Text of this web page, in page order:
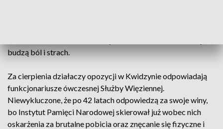
budzą ból i strach.
Za cierpienia działaczy opozycji w Kwidzynie odpowiadają
funkcjonariusze ówczesnej Służby Więziennej.
Niewykluczone, że po 42 latach odpowiedzą za swoje winy,
bo Instytut Pamięci Narodowej skierował już wobec nich
oskarżenia za brutalne pobicia oraz znęcanie się fizyczne i